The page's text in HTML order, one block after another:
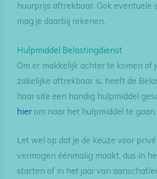
huurprijs aftrekbaar. Ook eventuele
mag je daarbij rekenen.
Hulpmiddel Belastingdienst
Om er makkelijk achter te komen of
zakelijke aftrekbaar is, heeft de
haar site een handig hulpmiddel
hierom naar het hulpmiddel te gaan.
Let wel op dat je de keuze voor
vermogen éénmalig maakt, dus in
starten of in het jaar van aanschaf/